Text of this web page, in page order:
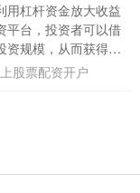
用杠杆资金放大收益
平台，投资者可以借
资规模，从而获得更
**通过投资不同市....
股票配资开户